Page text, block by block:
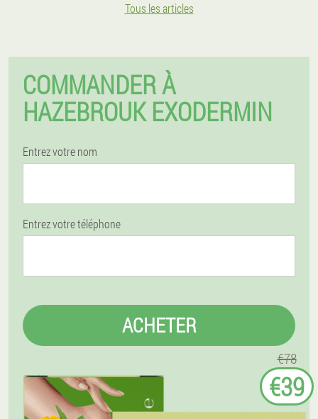
Tous les articles
COMMANDER À
HAZEBROUK EXODERMIN
Entrez votre nom
Entrez votre téléphone
ACHETER
€78
€39